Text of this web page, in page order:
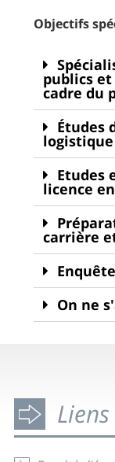
Objectifs
publics
cadre du
Études
logistique
Etudes
licence
carrière
On ne
Liens